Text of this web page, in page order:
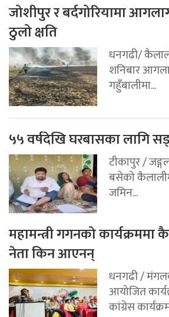
जोशीपुर र बर्दगोरियामा
ठुलो क्षति
धनगढी/
शनिबार
गहुँबालीमा...
५५ वर्षदेखि घरबासका लागि
टीकापुर /
बसेको
जमिन...
महामन्त्री गगनको कार्यक्रममा
नेता किन आएनन्
धनगढी /
आयोजित
कांग्रेस